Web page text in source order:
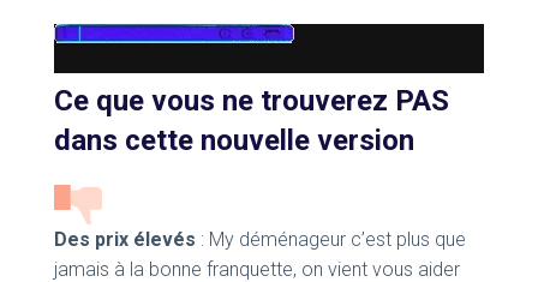
Ce que vous ne trouverez PAS
dans cette nouvelle version
Des prix élevés : My déménageur c’est plus que
jamais à la bonne franquette, on vient vous aider